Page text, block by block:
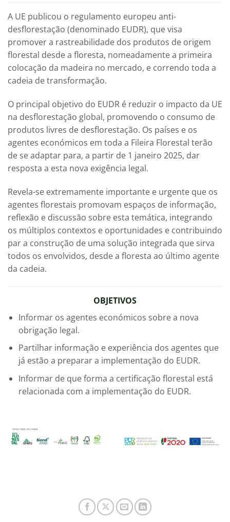
A UE publicou o regulamento europeu anti-
desflorestação (denominado EUDR), que visa
promover a rastreabilidade dos produtos de origem
florestal desde a floresta, nomeadamente a primeira
colocação da madeira no mercado, e correndo toda a
cadeia de transformação.
O principal objetivo do EUDR é reduzir o impacto da UE
na desflorestação global, promovendo o consumo de
produtos livres de desflorestação. Os países e os
agentes económicos em toda a Fileira Florestal terão
de se adaptar para, a partir de 1 janeiro 2025, dar
resposta a esta nova exigência legal.
Revela-se extremamente importante e urgente que os
agentes florestais promovam espaços de informação,
reflexão e discussão sobre esta temática, integrando
os múltiplos contextos e oportunidades e contribuindo
par a construção de uma solução integrada que sirva
todos os envolvidos, desde a floresta ao último agente
da cadeia.
OBJETIVOS
Informar os agentes económicos sobre a nova
obrigação legal.
Partilhar informação e experiência dos agentes que
já estão a preparar a implementação do EUDR.
Informar de que forma a certificação florestal está
relacionada com a implementação do EUDR.